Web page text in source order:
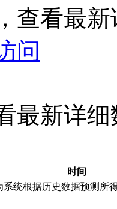
查看最
问
最新详细
时间
系统根据历史数据预测所